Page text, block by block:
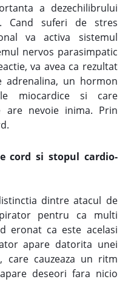
a dezechilibrului
Cand suferi de stres
va activa sistemul
nervos parasimpatic
va avea ca rezultat
adrenalina, un hormon
miocardice si care
are nevoie inima. Prin
cord si stopul cardio-
dintre atacul de
pentru ca multi
eronat ca este acelasi
apare datorita unei
care cauzeaza un ritm
deseori fara nicio